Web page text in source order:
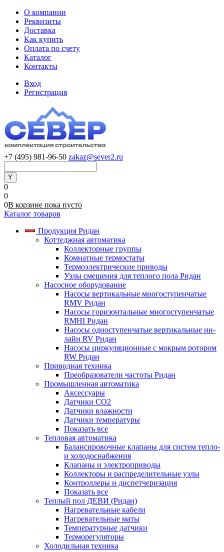
О компании
Реквизиты
Доставка
Как купить
Оплата по счету
Каталог
Контакты
Вход
Регистрация
+7 (495) 981-96-50 zakaz@sever2.ru
0
0
0В корзине пока пусто
Каталог товаров
Продукция Ридан
Коттеджная автоматика
Коллекторные группы
Комнатные термостаты
Термоэлектрические приводы
Узлы смешения для теплого пола Ридан
Насосное оборудование
Насосы вертикальные многоступенчатые
RMV Ридан
Насосы горизонтальные многоступенчатые
RMHI Ридан
Насосы одноступенчатые вертикальные ин-
лайн RV Ридан
Насосы циркуляционные с мокрым ротором
RW Ридан
Приводная техника
Преобразователи частоты Ридан
Промышленная автоматика
Аксессуары
Датчики CO2
Датчики влажности
Датчики температуры
Показать все
Тепловая автоматика
Балансировочные клапаны для систем тепло-
и холодоснабжения
Клапаны и электроприводы
Коллекторы и распределительные узлы
Контроллеры и диспетчеризация
Показать все
Теплый пол ДЕВИ (Ридан)
Нагревательные кабели
Нагревательные маты
Температурные датчики
Терморегуляторы
Холодильная техника